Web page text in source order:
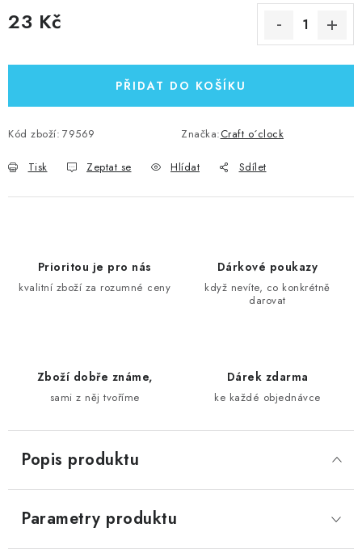
23 Kč
PŘIDAT DO KOŠÍKU
Kód zboží: 79569 Značka:Craft o´clock
Tisk Zeptat se Hlídat Sdílet
Prioritou je pro nás
kvalitní zboží za rozumné ceny
Dárkové poukazy
když nevíte, co konkrétně
darovat
Zboží dobře známe,
sami z něj tvoříme
Dárek zdarma
ke každé objednávce
Popis produktu
Parametry produktu